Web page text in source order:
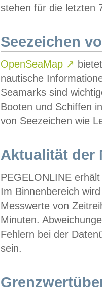
stehen für die letzten
Seezeichen
OpenSeaMap ↗
nautische
Seamarks sind
Booten und Schiffen
von Seezeichen wie
Aktualität der
PEGELONLINE
Im Binnenbereich
Messwerte von
Minuten.
Fehlern bei der
sein.